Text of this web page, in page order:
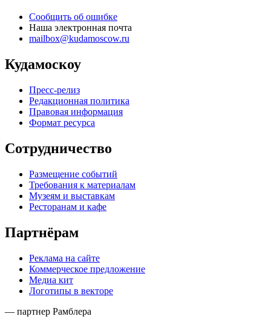
Сообщить об ошибке
Наша электронная почта
mailbox@kudamoscow.ru
Кудамоскоу
Пресс-релиз
Редакционная политика
Правовая информация
Формат ресурса
Сотрудничество
Размещение событий
Требования к материалам
Музеям и выставкам
Ресторанам и кафе
Партнёрам
Реклама на сайте
Коммерческое предложение
Медиа кит
Логотипы в векторе
— партнер Рамблера